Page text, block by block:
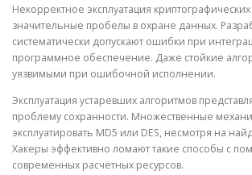
Некорректное эксплуатация
значительные пробелы в охране данных.
систематически допускают ошибки при
программное обеспечение. Даже стойкие
уязвимыми при ошибочной исполнении.
Эксплуатация устаревших алгоритмов
проблему сохранности. Множественные
эксплуатировать MD5 или DES, несмотря на
Хакеры эффективно ломают такие способы с
современных расчётных ресурсов.